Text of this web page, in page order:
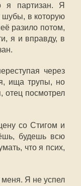
я партизан. Я
шубы, в которую
разило потом,
я и вправду, в
через
ища трупы, но
посмотрел
со Стигом и
будешь всю
что я псих,
Я не успел